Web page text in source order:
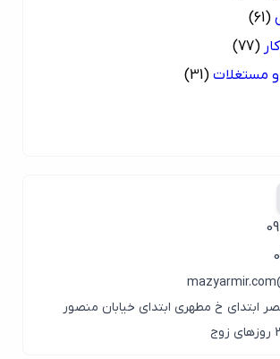
(31)
خ مطهری ابتدای خیابان منصور